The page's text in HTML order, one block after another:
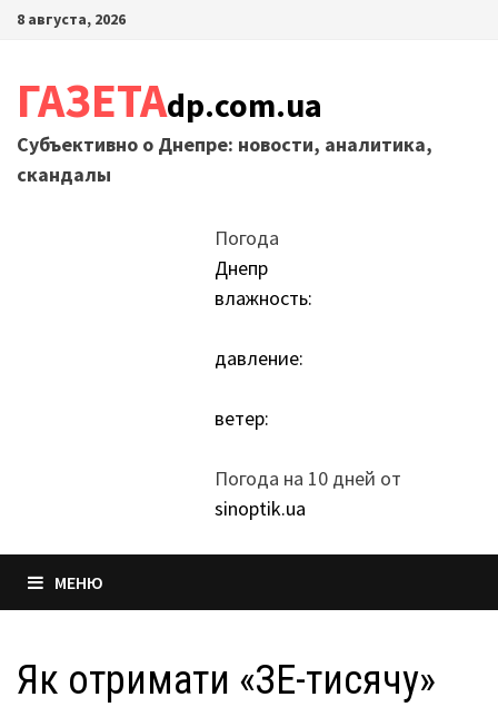
Перейти
8 августа, 2026
ГАЗЕТАdp.com.ua
Субъективно о Днепре: новости, аналитика,
скандалы
Погода
Днепр
влажность:
давление:
ветер:
Погода на 10 дней от
sinoptik.ua
МЕНЮ
Як отримати «ЗЕ-тисячу»